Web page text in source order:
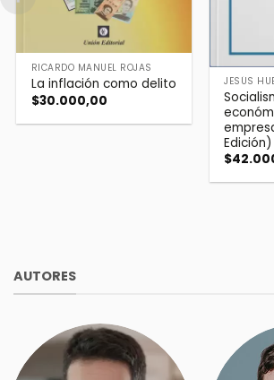
RICARDO MANUEL ROJAS
La inflación como delito
$30.000,00
JESÚS
Edición)
$
AUTORES